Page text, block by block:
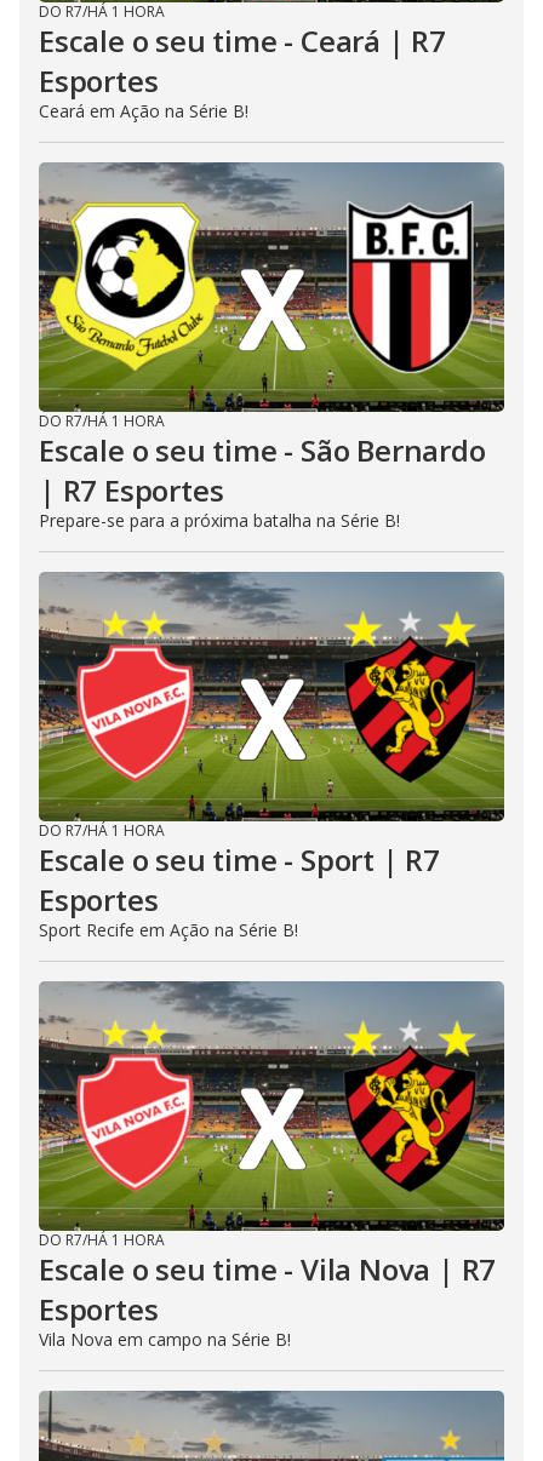
DO R7/HÁ 1 HORA
Escale o seu time - Ceará | R7
Esportes
Ceará em Ação na Série B!
DO R7/HÁ 1 HORA
Escale o seu time - São Bernardo
| R7 Esportes
Prepare-se para a próxima batalha na Série B!
DO R7/HÁ 1 HORA
Escale o seu time - Sport | R7
Esportes
Sport Recife em Ação na Série B!
DO R7/HÁ 1 HORA
Escale o seu time - Vila Nova | R7
Esportes
Vila Nova em campo na Série B!